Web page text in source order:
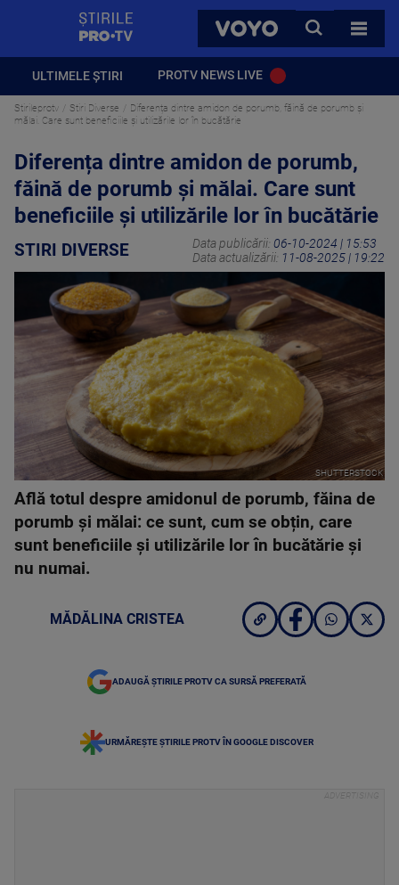
VOYO
CAUTA
TOATE
ULTIMELE ȘTIRI PROTV NEWS LIVE
Stirileprotv Stiri Diverse
Diferența dintre amidon de porumb, făină de porumb și
mălai. Care sunt beneficiile și utilizările lor în bucătărie
Diferența dintre amidon de porumb,
făină de porumb și mălai. Care sunt
beneficiile și utilizările lor în bucătărie
STIRI DIVERSE Data publicării: 06-10-2024 | 15:53
Data actualizării: 11-08-2025 | 19:22
SHUTTERSTOCK
Află totul despre amidonul de porumb, făina de
porumb și mălai: ce sunt, cum se obțin, care
sunt beneficiile și utilizările lor în bucătărie și
nu numai.
MĂDĂLINA CRISTEA
ADAUGĂ ȘTIRILE PROTV CA SURSĂ PREFERATĂ
URMĂREȘTE ȘTIRILE PROTV ÎN GOOGLE DISCOVER